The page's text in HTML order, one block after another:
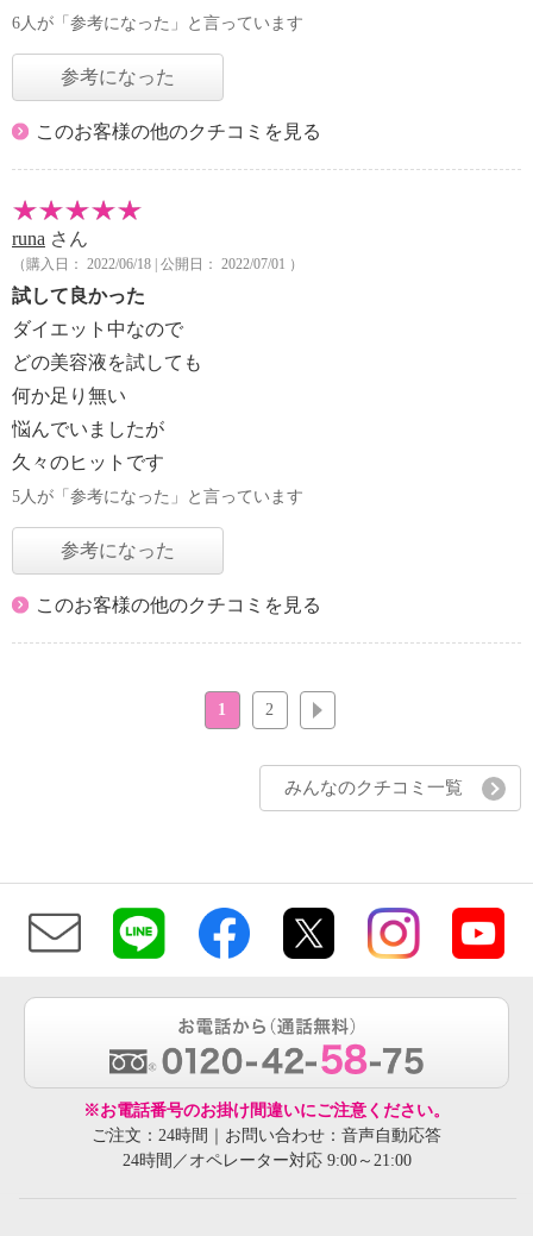
6人が「参考になった」と言っています
参考になった
このお客様の他のクチコミを見る
runa さん
（購入日： 2022/06/18 | 公開日： 2022/07/01 ）
試して良かった
ダイエット中なので
どの美容液を試しても
何か足り無い
悩んでいましたが
久々のヒットです
5人が「参考になった」と言っています
参考になった
このお客様の他のクチコミを見る
1 2
みんなのクチコミ一覧
※お電話番号のお掛け間違いにご注意ください。
ご注文：24時間｜お問い合わせ：音声自動応答
24時間／オペレーター対応 9:00～21:00